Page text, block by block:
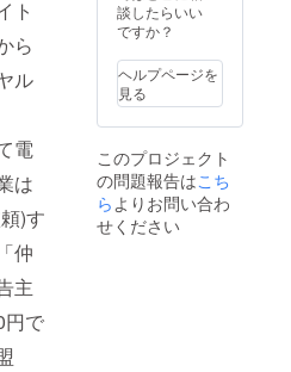
ト
ら
ル
電
は
)す
仲
主
円で
談したらいい
ですか？
ヘルプページを
見る
このプロジェクト
の問題報告はこち
らよりお問い合わ
せください